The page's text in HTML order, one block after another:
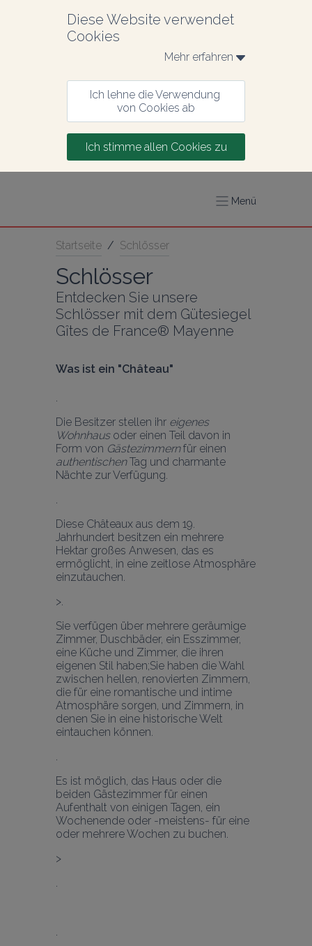
Diese Website verwendet
Cookies
Mehr erfahren
Ich lehne die Verwendung
von Cookies ab
Ich stimme allen Cookies zu
Menü
Startseite / Schlösser
Schlösser
Entdecken Sie unsere
Schlösser mit dem Gütesiegel
Gîtes de France® Mayenne
Was ist ein "Château"
Die Besitzer stellen ihr eigenes
Wohnhaus oder einen Teil davon in
Form von Gästezimmern
authentischen Tag und charmante
Nächte zur Verfügung.
Diese Châteaux aus dem 19.
Jahrhundert besitzen ein mehrere
Hektar großes Anwesen, das es
ermöglicht, in eine zeitlose Atmosphäre
einzutauchen.
Sie verfügen über mehrere geräumige
Zimmer, Duschbäder, ein Esszimmer,
eine Küche und Zimmer, die ihren
eigenen Stil haben;Sie haben die Wahl
zwischen hellen, renovierten Zimmern,
die für eine romantische und intime
Atmosphäre sorgen, und Zimmern, in
denen Sie in eine historische Welt
eintauchen können.
Es ist möglich, das Haus oder die
beiden Gästezimmer für einen
Aufenthalt von einigen Tagen, ein
Wochenende oder -meistens- für eine
oder mehrere Wochen zu buchen.
>